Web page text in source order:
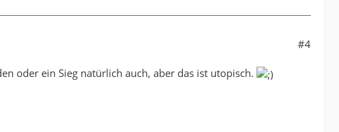
#4
oder ein Sieg natürlich auch, aber das ist utopisch.